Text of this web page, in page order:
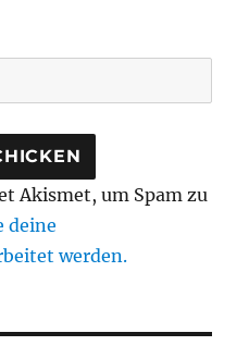
Akismet, um Spam zu
deine
werden.